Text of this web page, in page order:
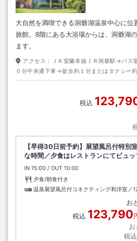
大自然を満喫できる洞爺湖温泉中心に位
旅館。8階にある大浴場からは、洞爺湖
ます。
アクセス：
ＪＲ室蘭本線ＪＲ洞爺駅→バス
０分中央通下車→徒歩約１分またはタクシー
税込
【早得30日前予約】展望風呂付特別
な時間／夕食はレストランにてビュッ
IN チェックイン
15:00 / OUT チェックアウト
10:00
夕食/朝食付き
温泉展望風呂付コネクティング和洋室／
お
税込 123,790
税込